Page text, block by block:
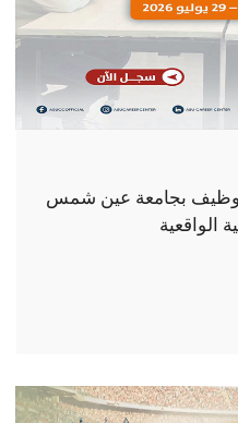
مركز التوظيف بجامعة عين شمس
الواقعية